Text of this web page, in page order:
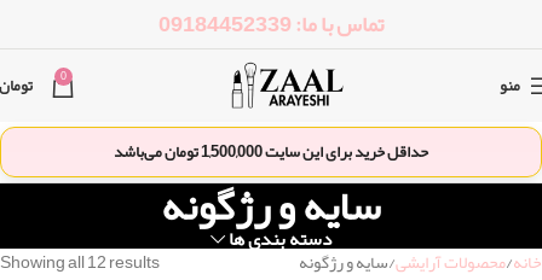
تماس با ما: 09184452339
منو 0 تومان
حداقل خرید برای این سایت1,500,000تومان می‌باشد
سایه و رژگونه
دسته بندی ها
خانه محصولات آرایشی سایه و رژگونه
Showing all 12 results